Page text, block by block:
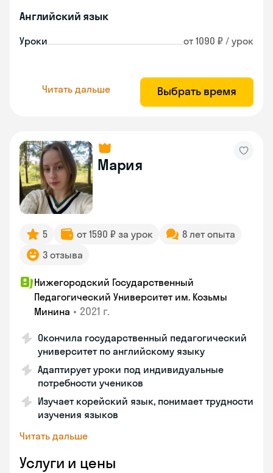
Английский язык
Уроки от 1090 ₽ / урок
Читать дальше Выбрать время
Мария
5 от 1590 ₽ за урок
8 лет опыта
3 отзыва
Нижегородский Государственный
Педагогический Университет им. Козьмы
Минина • 2021 г.
Окончила государственный педагогический
университет по английскому языку
Адаптирует уроки под индивидуальные
потребности учеников
Изучает корейский язык, понимает трудности
изучения языков
Читать дальше
Услуги и цены